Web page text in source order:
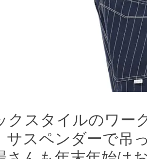
クスタイルのワー
サスペンダーで吊